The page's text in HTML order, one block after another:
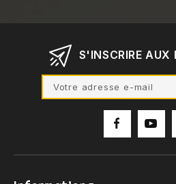
S'INSCRIRE AUX